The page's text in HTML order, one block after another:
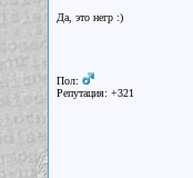
Да, это негр :)
Пол:
Репутация: +321